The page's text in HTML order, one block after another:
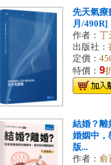
先天氣療
月/490R]
作者： 丁
出版社：
定價：
特價： 9
結婚？離
婚姻中，
版...
作者： 俞